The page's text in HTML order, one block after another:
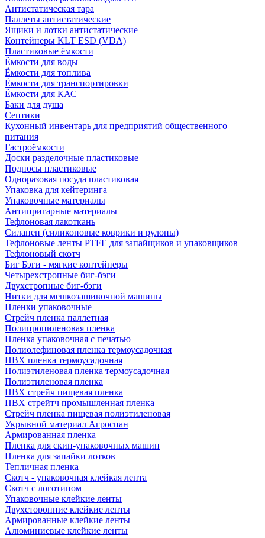
Антистатическая тара
Паллеты антистатические
Ящики и лотки антистатические
Контейнеры KLT ESD (VDA)
Пластиковые ёмкости
Ёмкости для воды
Ёмкости для топлива
Ёмкости для транспортировки
Ёмкости для КАС
Баки для душа
Септики
Кухонный инвентарь для предприятий общественного
питания
Гастроёмкости
Доски разделочные пластиковые
Подносы пластиковые
Одноразовая посуда пластиковая
Упаковка для кейтеринга
Упаковочные материалы
Антипригарные материалы
Тефлоновая лакоткань
Силапен (силиконовые коврики и рулоны)
Тефлоновые ленты PTFE для запайщиков и упаковщиков
Тефлоновый скотч
Биг Бэги - мягкие контейнеры
Четырехстропные биг-бэги
Двухстропные биг-бэги
Нитки для мешкозашивочной машины
Пленки упаковочные
Стрейч пленка паллетная
Полипропиленовая пленка
Пленка упаковочная с печатью
Полиолефиновая пленка термоусадочная
ПВХ пленка термоусадочная
Полиэтиленовая пленка термоусадочная
Полиэтиленовая пленка
ПВХ стрейч пищевая пленка
ПВХ стрейтч промышленная пленка
Стрейч пленка пищевая полиэтиленовая
Укрывной материал Агроспан
Армированная пленка
Пленка для скин-упаковочных машин
Пленка для запайки лотков
Тепличная пленка
Скотч - упаковочная клейкая лента
Скотч с логотипом
Упаковочные клейкие ленты
Двухсторонние клейкие ленты
Армированные клейкие ленты
Алюминиевые клейкие ленты